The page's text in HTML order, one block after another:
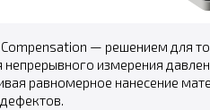
— решением для
измерения
равномерное нанесение